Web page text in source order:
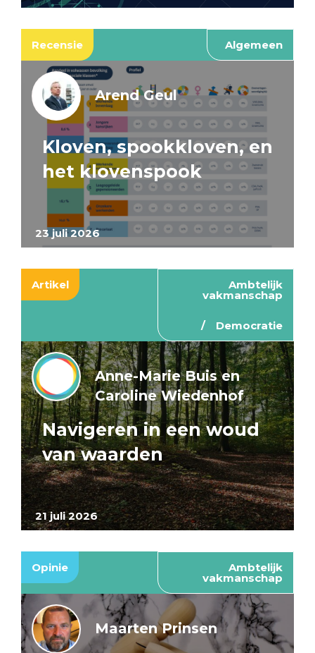
Recensie Algemeen
23 juli 2026
Arend Geul
Kloven, spookkloven, en
het klovenspook
Artikel Ambtelijk
vakmanschap
Democratie
21 juli 2026
Anne-Marie Buis en
Caroline Wiedenhof
Navigeren in een woud
van waarden
Opinie Ambtelijk
vakmanschap
Maarten Prinsen